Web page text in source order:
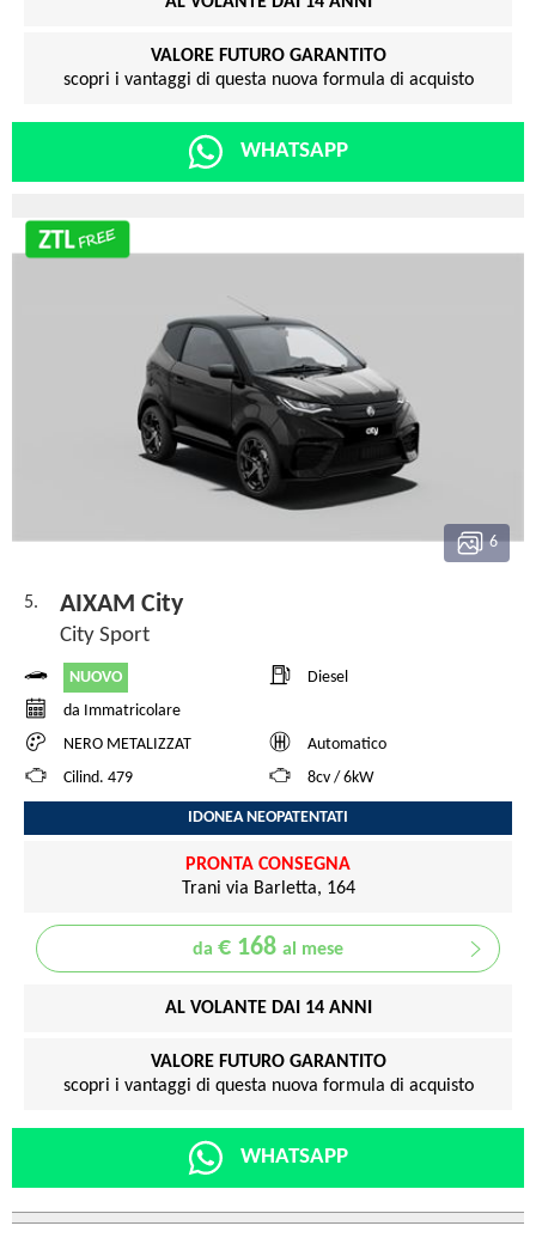
VALORE FUTURO GARANTITO
scopri i vantaggi di questa nuova formula di acquisto
WHATSAPP
6
5. AIXAM City
City Sport
NUOVO
Diesel
da Immatricolare
NERO METALIZZAT
Automatico
Cilind. 479
8cv / 6kW
IDONEA NEOPATENTATI
PRONTA CONSEGNA
Trani via Barletta, 164
da € 168 al mese
AL VOLANTE DAI 14 ANNI
VALORE FUTURO GARANTITO
scopri i vantaggi di questa nuova formula di acquisto
WHATSAPP